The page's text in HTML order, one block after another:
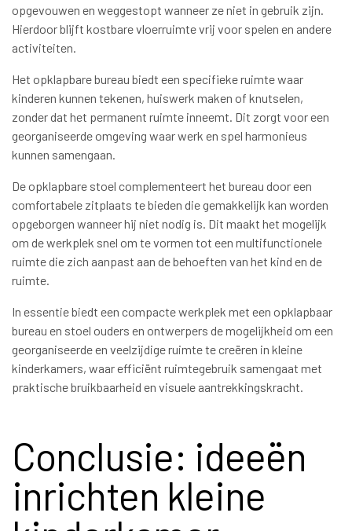
opgevouwen en weggestopt wanneer ze niet in gebruik zijn.
Hierdoor blijft kostbare vloerruimte vrij voor spelen en andere
activiteiten.
Het opklapbare bureau biedt een specifieke ruimte waar
kinderen kunnen tekenen, huiswerk maken of knutselen,
zonder dat het permanent ruimte inneemt. Dit zorgt voor een
georganiseerde omgeving waar werk en spel harmonieus
kunnen samengaan.
De opklapbare stoel complementeert het bureau door een
comfortabele zitplaats te bieden die gemakkelijk kan worden
opgeborgen wanneer hij niet nodig is. Dit maakt het mogelijk
om de werkplek snel om te vormen tot een multifunctionele
ruimte die zich aanpast aan de behoeften van het kind en de
ruimte.
In essentie biedt een compacte werkplek met een opklapbaar
bureau en stoel ouders en ontwerpers de mogelijkheid om een
georganiseerde en veelzijdige ruimte te creëren in kleine
kinderkamers, waar efficiënt ruimtegebruik samengaat met
praktische bruikbaarheid en visuele aantrekkingskracht.
Conclusie: ideeën
inrichten kleine